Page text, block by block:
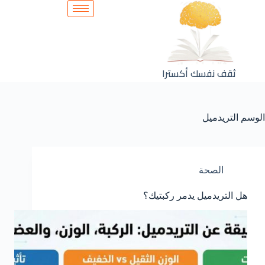
ثقف نفسك أكسترا
الوسم التريدميل
الصحة
هل التريدميل يدمر ركبتيك؟